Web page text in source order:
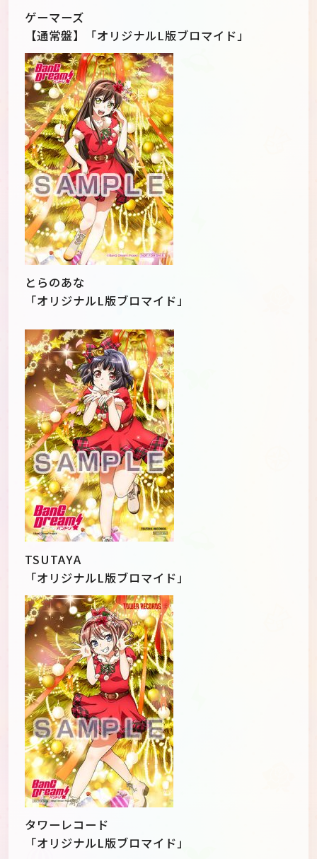
ゲーマーズ
【通常盤】「オリジナルL版ブロマイド」
とらのあな
「オリジナルL版ブロマイド」
TSUTAYA
「オリジナルL版ブロマイド」
タワーレコード
「オリジナルL版ブロマイド」